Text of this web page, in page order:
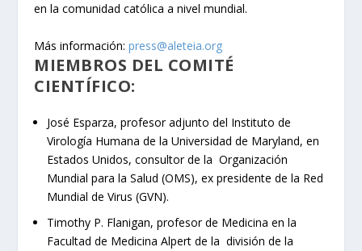
en la comunidad católica a nivel mundial.
Más información:press@aleteia.org
MIEMBROS DEL COMITÉ
CIENTÍFICO:
José Esparza, profesor adjunto del Instituto de
Virología Humana de la Universidad de Maryland, en
Estados Unidos, consultor de la Organización
Mundial para la Salud (OMS), ex presidente de la Red
Mundial de Virus (GVN).
Timothy P. Flanigan, profesor de Medicina en la
Facultad de Medicina Alpert de la división de la